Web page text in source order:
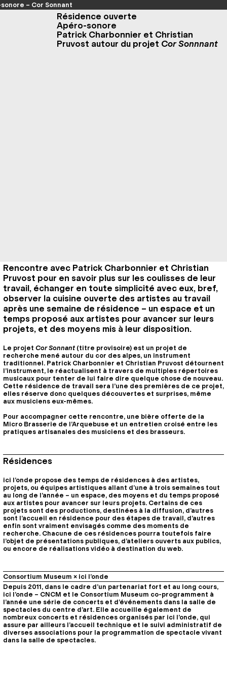
– Cor Sonnant
Résidence ouverte
Apéro-sonore
Patrick Charbonnier et Christian
Pruvost autour du projet Cor Sonnnant
Rencontre avec Patrick Charbonnier et Christian
Pruvost pour en savoir plus sur les coulisses de leur
travail, échanger en toute simplicité avec eux, bref,
observer la cuisine ouverte des artistes au travail
après une semaine de résidence – un espace et un
temps proposé aux artistes pour avancer sur leurs
projets, et des moyens mis à leur disposition.
Le projet Cor Sonnant(titre provisoire) est un projet de
recherche mené autour du cor des alpes, un instrument
traditionnel. Patrick Charbonnier et Christian Pruvost détournent
l’instrument, le réactualisent à travers de multiples répertoires
musicaux pour tenter de lui faire dire quelque chose de nouveau.
Cette résidence de travail sera l’une des premières de ce projet,
elles réserve donc quelques découvertes et surprises, même
aux musiciens eux-mêmes.
Pour accompagner cette rencontre, une bière offerte de la
Micro Brasserie de l’Arquebuse et un entretien croisé entre les
pratiques artisanales des musiciens et des brasseurs.
Résidences
ici l’onde propose des temps de résidences à des artistes,
projets, ou équipes artistiques allant d’une à trois semaines tout
au long de l’année – un espace, des moyens et du temps proposé
aux artistes pour avancer sur leurs projets. Certains de ces
projets sont des productions, destinées à la diffusion, d’autres
sont l’accueil en résidence pour des étapes de travail, d’autres
enfin sont vraiment envisagés comme des moments de
recherche. Chacune de ces résidences pourra toutefois faire
l’objet de présentations publiques, d’ateliers ouverts aux publics,
ou encore de réalisations vidéo à destination du web.
Consortium Museum × ici l’onde
Depuis 2011, dans le cadre d’un partenariat fort et au long cours,
ici l’onde – CNCM et le Consortium Museum co-programment à
l’année une série de concerts et d’événements dans la salle de
spectacles du centre d’art. Elle accueille également de
nombreux concerts et résidences organisés par ici l’onde, qui
assure par ailleurs l’accueil technique et le suivi administratif de
diverses associations pour la programmation de spectacle vivant
dans la salle de spectacles.